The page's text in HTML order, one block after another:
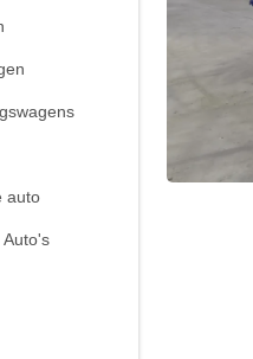
auto
Auto's